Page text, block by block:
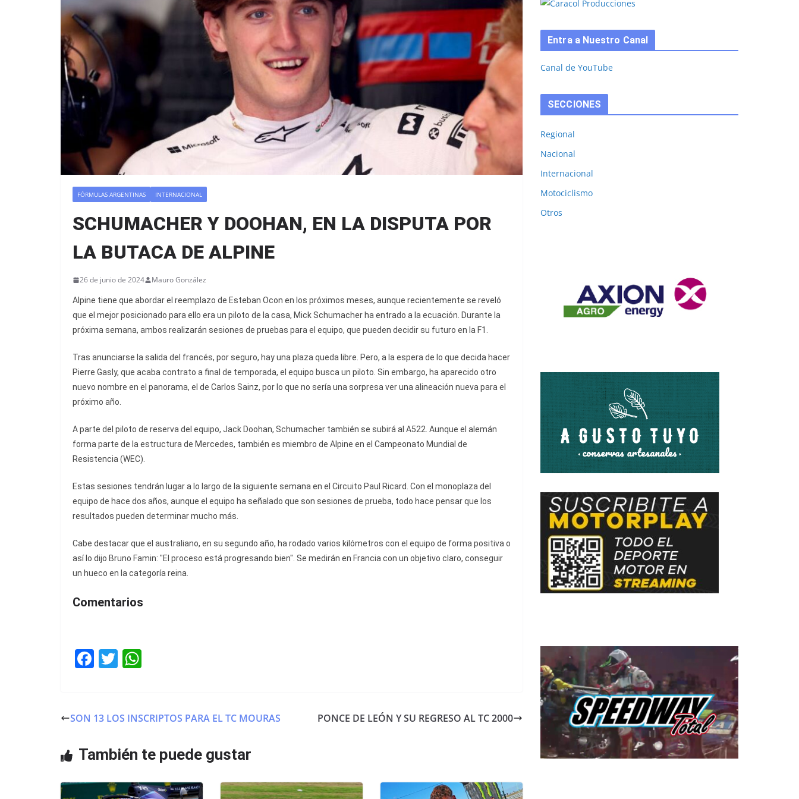
FÓRMULAS ARGENTINAS INTERNACIONAL
SCHUMACHER Y DOOHAN, EN LA DISPUTA POR
LA BUTACA DE ALPINE
26 de junio de 2024 Mauro González
Alpine tiene que abordar el reemplazo de Esteban Ocon en los próximos meses, aunque recientemente se reveló
que el mejor posicionado para ello era un piloto de la casa, Mick Schumacher ha entrado a la ecuación. Durante la
próxima semana, ambos realizarán sesiones de pruebas para el equipo, que pueden decidir su futuro en la F1.
Tras anunciarse la salida del francés, por seguro, hay una plaza queda libre. Pero, a la espera de lo que decida hacer
Pierre Gasly, que acaba contrato a final de temporada, el equipo busca un piloto. Sin embargo, ha aparecido otro
nuevo nombre en el panorama, el de Carlos Sainz, por lo que no sería una sorpresa ver una alineación nueva para el
próximo año.
A parte del piloto de reserva del equipo, Jack Doohan, Schumacher también se subirá al A522. Aunque el alemán
forma parte de la estructura de Mercedes, también es miembro de Alpine en el Campeonato Mundial de
Resistencia (WEC).
Estas sesiones tendrán lugar a lo largo de la siguiente semana en el Circuito Paul Ricard. Con el monoplaza del
equipo de hace dos años, aunque el equipo ha señalado que son sesiones de prueba, todo hace pensar que los
resultados pueden determinar mucho más.
Cabe destacar que el australiano, en su segundo año, ha rodado varios kilómetros con el equipo de forma positiva o
así lo dijo Bruno Famin: "El proceso está progresando bien". Se medirán en Francia con un objetivo claro, conseguir
un hueco en la categoría reina.
Comentarios
F
e
o
k
T
er s
p
SON 13 LOS INSCRIPTOS PARA EL TC MOURAS PONCE DE LEÓN Y SU REGRESO AL TC 2000
También te puede gustar
Entra a Nuestro Canal
Canal de YouTube
SECCIONES
Regional
Nacional
Internacional
Motociclismo
Otros